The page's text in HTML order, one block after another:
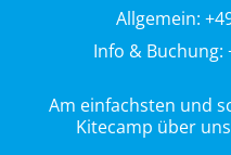
Allgemein:
Info & Buchung:
Am einfachsten und
Kitecamp über